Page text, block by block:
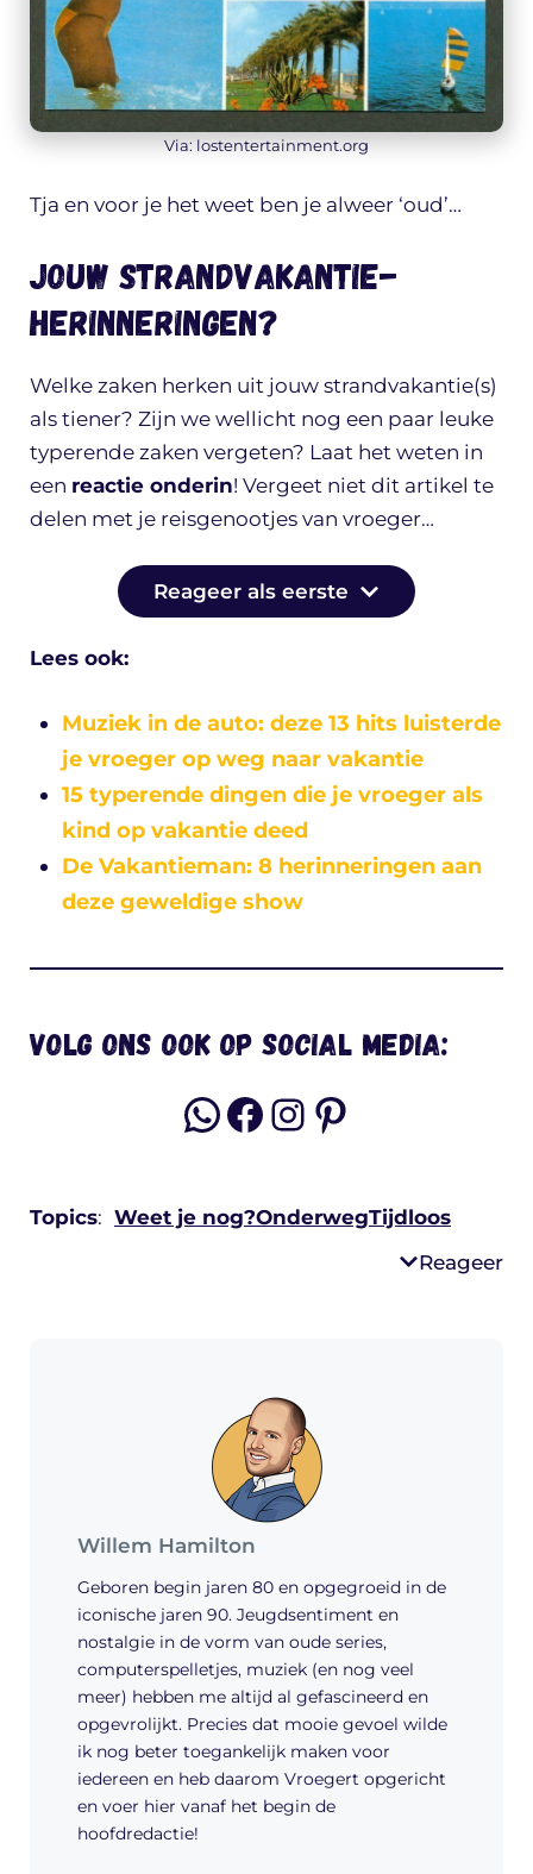
Via: lostentertainment.org
Tja en voor je het weet ben je alweer ‘oud’…
Jouw strandvakantie-
herinneringen?
Welke zaken herken uit jouw strandvakantie(s)
als tiener? Zijn we wellicht nog een paar leuke
typerende zaken vergeten? Laat het weten in
een reactie onderin! Vergeet niet dit artikel te
delen met je reisgenootjes van vroeger…
Reageer als eerste
Lees ook:
Muziek in de auto: deze 13 hits luisterde
je vroeger op weg naar vakantie
15 typerende dingen die je vroeger als
kind op vakantie deed
De Vakantieman: 8 herinneringen aan
deze geweldige show
Volg ons ook op social media:
WhatsApp
Facebook
Instagram
Pinterest
Topics: Weet je nog?OnderwegTijdloos
Reageer
Willem Hamilton
Geboren begin jaren 80 en opgegroeid in de
iconische jaren 90. Jeugdsentiment en
nostalgie in de vorm van oude series,
computerspelletjes, muziek (en nog veel
meer) hebben me altijd al gefascineerd en
opgevrolijkt. Precies dat mooie gevoel wilde
ik nog beter toegankelijk maken voor
iedereen en heb daarom Vroegert opgericht
en voer hier vanaf het begin de
hoofdredactie!